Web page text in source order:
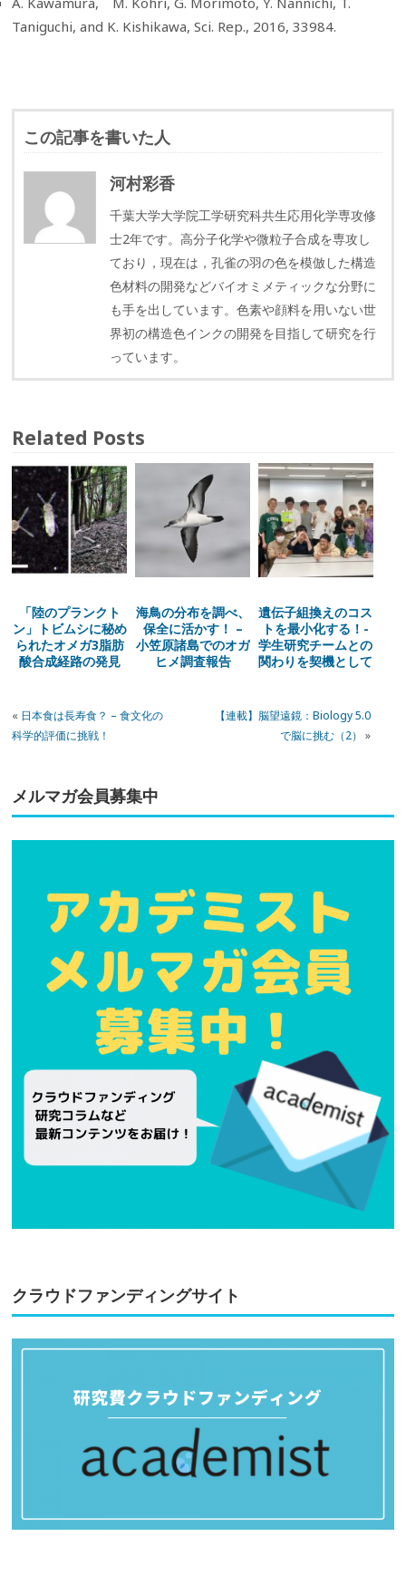
Taniguchi, and K. Kishikawa, Sci. Rep., 2016, 33984.
この記事を書いた人
河村彩香
千葉大学大学院工学研究科共生応用化学専攻修
士2年です。高分子化学や微粒子合成を専攻し
ており，現在は，孔雀の羽の色を模倣した構造
色材料の開発などバイオミメティックな分野に
も手を出しています。色素や顔料を用いない世
界初の構造色インクの開発を目指して研究を行
っています。
Related Posts
「陸のプランクト
ン」トビムシに秘め
られたオメガ3脂肪
酸合成経路の発見
海鳥の分布を調べ、
保全に活かす！ –
小笠原諸島でのオガ
ヒメ調査報告
遺伝子組換えのコス
トを最小化する！-
学生研究チームとの
関わりを契機として
« 日本食は長寿食？ – 食文化の
科学的評価に挑戦！
【連載】脳望遠鏡：Biology 5.0
で脳に挑む（2） »
メルマガ会員募集中
クラウドファンディングサイト